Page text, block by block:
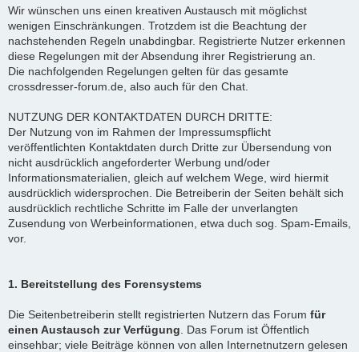
Wir wünschen uns einen kreativen Austausch mit möglichst
wenigen Einschränkungen. Trotzdem ist die Beachtung der
nachstehenden Regeln unabdingbar. Registrierte Nutzer erkennen
diese Regelungen mit der Absendung ihrer Registrierung an.
Die nachfolgenden Regelungen gelten für das gesamte
crossdresser-forum.de, also auch für den Chat.
NUTZUNG DER KONTAKTDATEN DURCH DRITTE:
Der Nutzung von im Rahmen der Impressumspflicht
veröffentlichten Kontaktdaten durch Dritte zur Übersendung von
nicht ausdrücklich angeforderter Werbung und/oder
Informationsmaterialien, gleich auf welchem Wege, wird hiermit
ausdrücklich widersprochen. Die Betreiberin der Seiten behält sich
ausdrücklich rechtliche Schritte im Falle der unverlangten
Zusendung von Werbeinformationen, etwa duch sog. Spam-Emails,
vor.
1. Bereitstellung des Forensystems
Die Seitenbetreiberin stellt registrierten Nutzern das Forum für
einen Austausch zur Verfügung . Das Forum ist Öffentlich
einsehbar; viele Beiträge können von allen Internetnutzern gelesen